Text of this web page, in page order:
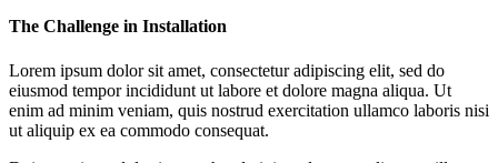
The Challenge in Installation
Lorem ipsum dolor sit amet, consectetur adipiscing elit, sed do
eiusmod tempor incididunt ut labore et dolore magna aliqua. Ut
enim ad minim veniam, quis nostrud exercitation ullamco laboris nisi
ut aliquip ex ea commodo consequat.